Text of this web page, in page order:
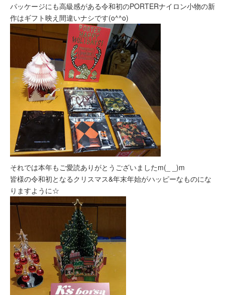
パッケージにも高級感がある令和初のPORTERナイロン小物の新
作はギフト映え間違いナシです(o^^o)
それでは本年もご愛読ありがとうございましたm(_ _)m
皆様の令和初となるクリスマス&年末年始がハッピーなものにな
りますように☆